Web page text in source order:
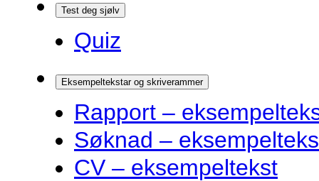
Test deg sjølv
Quiz
Eksempeltekstar og skriverammer
Rapport –
Søknad –
CV – eksempeltekst